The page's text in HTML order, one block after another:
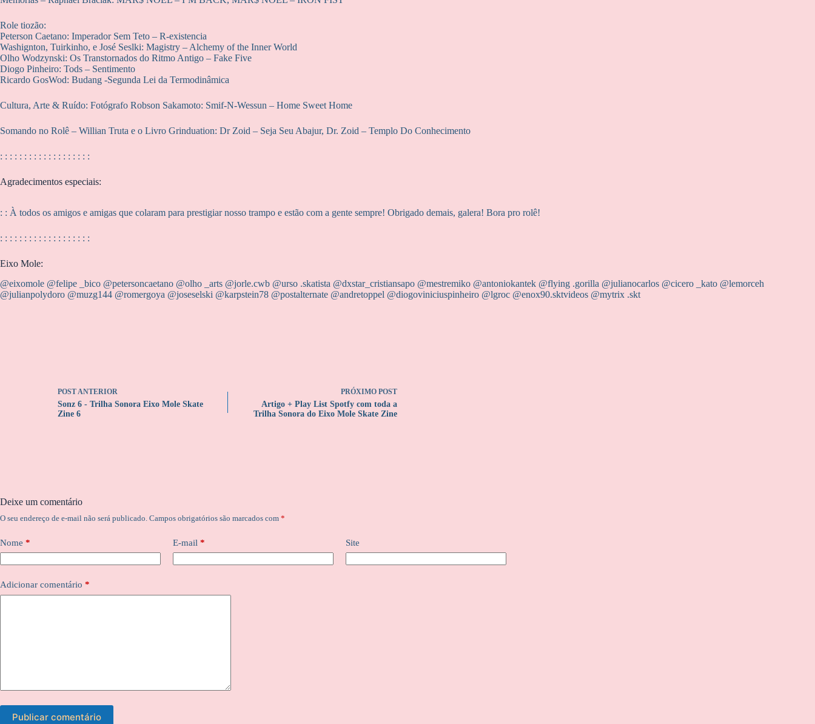
Role tiozão:
Peterson Caetano: Imperador Sem Teto – R-existencia
Washignton, Tuirkinho, e José Seslki: Magistry – Alchemy of the Inner World
Olho Wodzynski: Os Transtornados do Ritmo Antigo – Fake Five
Diogo Pinheiro: Tods – Sentimento
Ricardo GosWod: Budang -Segunda Lei da Termodinâmica
Cultura, Arte & Ruído: Fotógrafo Robson Sakamoto: Smif-N-Wessun – Home Sweet Home
Somando no Rolê – Willian Truta e o Livro Grinduation: Dr Zoid – Seja Seu Abajur, Dr. Zoid – Templo Do Conhecimento
: : : : : : : : : : : : : : : : : : :
Agradecimentos especiais:
: : À todos os amigos e amigas que colaram para prestigiar nosso trampo e estão com a gente sempre! Obrigado demais, galera! Bora pro rolê!
: : : : : : : : : : : : : : : : : : :
Eixo Mole:
@‌eixomole @felipe _bico @‌petersoncaetano @olho _arts @‌jorle.cwb @urso .skatista @‌dxstar_cristiansapo @mestremiko @‌antoniokantek @flying .gorilla @‌julianocarlos @cicero _kato @‌lemorceh
@julianpolydoro @‌muzg144 @romergoya @‌joseselski @karpstein78 @‌postalternate @andretoppel @‌diogoviniciuspinheiro @lgroc @‌enox90.sktvideos @mytrix .skt
POSTANTERIOR
Sonz 6 - Trilha Sonora Eixo Mole Skate
Zine 6
PRÓXIMO POST
Artigo + Play List Spotfy com toda a
Trilha Sonora do Eixo Mole Skate Zine
Deixe um comentário
O seu endereço de e-mail não será publicado. Campos obrigatórios são marcados com *
Nome * E-mail * Site
Adicionar comentário *
Publicar comentário